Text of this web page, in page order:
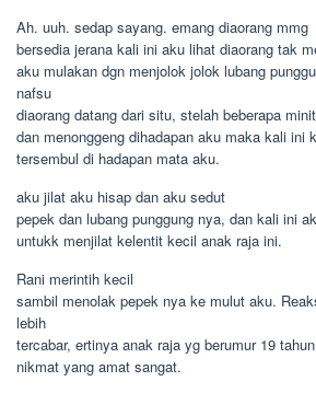
Ah. uuh. sedap sayang. emang diaorang mmg
bersedia jerana kali ini aku lihat diaorang tak
aku mulakan dgn menjolok jolok lubang
nafsu
diaorang datang dari situ, stelah beberapa
dan menonggeng dihadapan aku maka kali ini
tersembul di hadapan mata aku.
aku jilat aku hisap dan aku sedut
pepek dan lubang punggung nya, dan kali ini
untukk menjilat kelentit kecil anak raja ini.
Rani merintih kecil
sambil menolak pepek nya ke mulut aku.
lebih
tercabar, ertinya anak raja yg berumur 19
nikmat yang amat sangat.